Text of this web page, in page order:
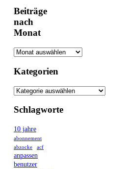
Beiträge
nach
Monat
Kategorien
Schlagworte
10 jahre
abonnement
abzocke
acf
anpassen
benutzer